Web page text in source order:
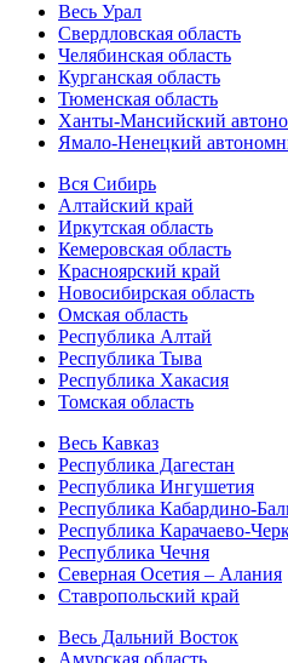
Весь Урал
Свердловская область
Челябинская область
Курганская область
Тюменская область
Ханты-Мансийский
Ямало-Ненецкий
Вся Сибирь
Алтайский край
Иркутская область
Кемеровская область
Красноярский край
Новосибирская область
Омская область
Республика Алтай
Республика Тыва
Республика Хакасия
Томская область
Весь Кавказ
Республика Дагестан
Республика Ингушетия
Республика Кабардино-
Республика Карачаево-
Республика Чечня
Северная Осетия – Алания
Ставропольский край
Весь Дальний Восток
Амурская область